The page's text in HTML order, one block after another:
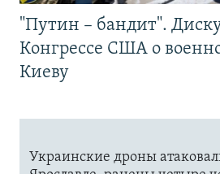
"Путин – бандит".
Конгрессе США о
Киеву